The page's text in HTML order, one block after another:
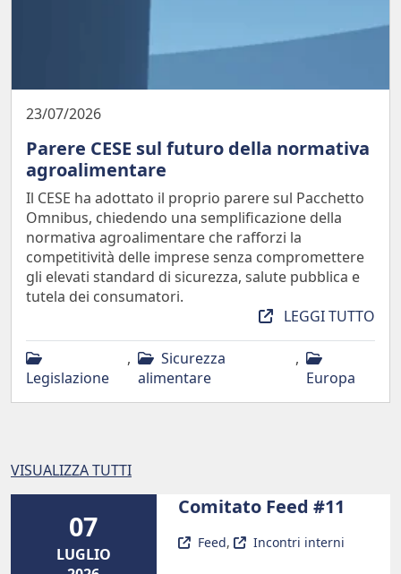
23/07/2026
Parere CESE sul futuro della normativa
agroalimentare
Il CESE ha adottato il proprio parere sul Pacchetto
Omnibus, chiedendo una semplificazione della
normativa agroalimentare che rafforzi la
competitività delle imprese senza compromettere
gli elevati standard di sicurezza, salute pubblica e
tutela dei consumatori.
LEGGI TUTTO
Legislazione
,
Sicurezza
alimentare
,
Europa
VISUALIZZA TUTTI
07
LUGLIO
Comitato Feed #11
Feed, Incontri interni